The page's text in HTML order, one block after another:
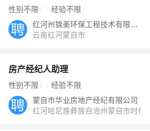
性别不限 经验不限
红河州锦美环保工程技术有限公司
云南红河蒙自市
房产经纪人助理
性别不限 经验不限
蒙自市华业房地产经纪有限公司
红河哈尼族彝族自治州蒙自市时代